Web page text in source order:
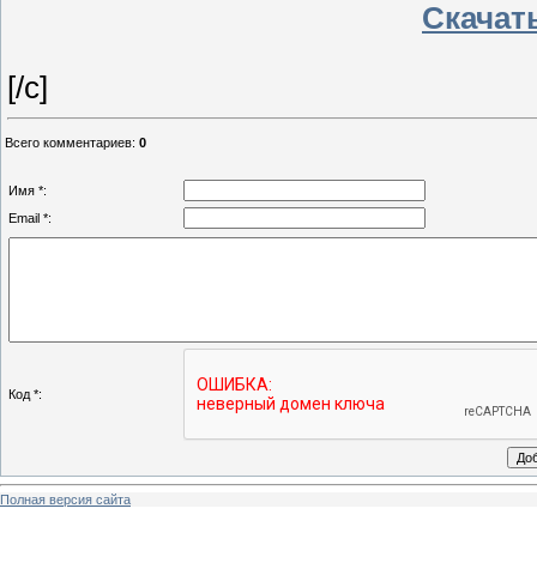
[/c]
Всего комментариев: 0
Имя *:
Email *:
Код *:
Полная версия сайта